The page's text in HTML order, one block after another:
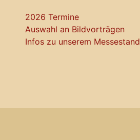
2026 Termine
Auswahl an Bildvorträgen
Infos zu unserem Messestand